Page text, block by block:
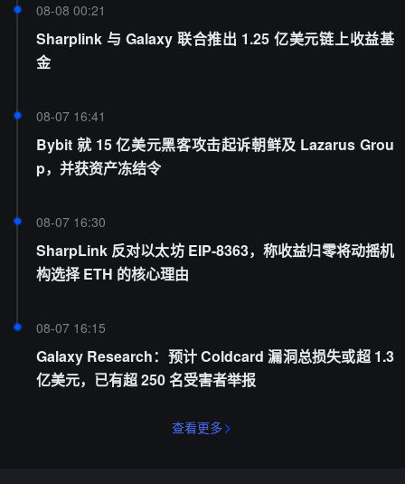
08-08 00:21
Sharplink 与 Galaxy 联合推出 1.25 亿美元链上收益基
金
08-07 16:41
Bybit 就 15 亿美元黑客攻击起诉朝鲜及 Lazarus Grou
p，并获资产冻结令
08-07 16:30
SharpLink 反对以太坊 EIP-8363，称收益归零将动摇机
构选择 ETH 的核心理由
08-07 16:15
Galaxy Research：预计 Coldcard 漏洞总损失或超 1.3
亿美元，已有超 250 名受害者举报
查看更多